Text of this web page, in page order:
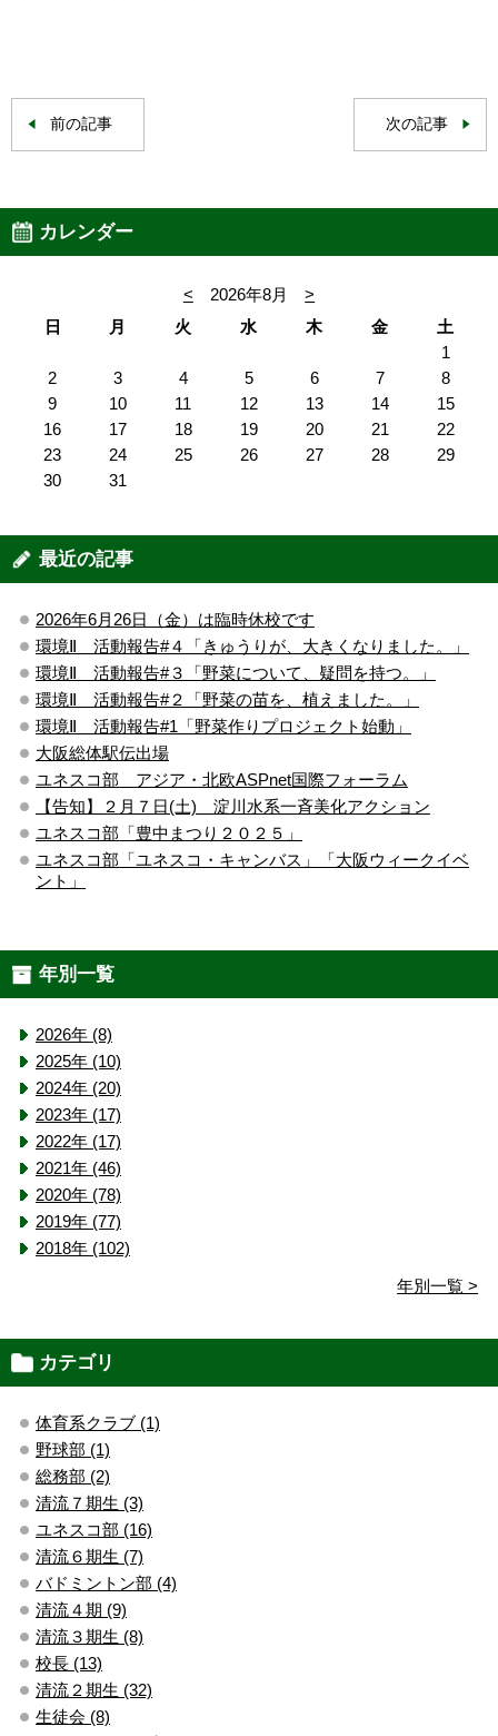
前の記事 次の記事
カレンダー
< 2026年8月
>
日
月 火 水 木 金
土
1
2
3 4 5 6 7
8
9
10 11 12 13 14
15
16
17 18 19 20 21
22
23
24 25 26 27 28
29
30
31
最近の記事
2026年6月26日（金）は臨時休校です
環境Ⅱ 活動報告#４「きゅうりが、大きくなりました。」
環境Ⅱ 活動報告#３「野菜について、疑問を持つ。」
環境Ⅱ 活動報告#２「野菜の苗を、植えました。」
環境Ⅱ 活動報告#1「野菜作りプロジェクト始動」
大阪総体駅伝出場
ユネスコ部 アジア・北欧ASPnet国際フォーラム
【告知】２月７日(土) 淀川水系一斉美化アクション
ユネスコ部「豊中まつり２０２５」
ユネスコ部「ユネスコ・キャンバス」「大阪ウィークイベ
ント」
年別一覧
2026年 (8)
2025年 (10)
2024年 (20)
2023年 (17)
2022年 (17)
2021年 (46)
2020年 (78)
2019年 (77)
2018年 (102)
年別一覧 >
カテゴリ
体育系クラブ (1)
野球部 (1)
総務部 (2)
清流７期生 (3)
ユネスコ部 (16)
清流６期生 (7)
バドミントン部 (4)
清流４期 (9)
清流３期生 (8)
校長 (13)
清流２期生 (32)
生徒会 (8)